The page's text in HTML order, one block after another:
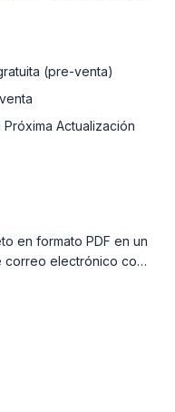
(pre-venta)
Actualización
en formato PDF en un
correo electrónico con